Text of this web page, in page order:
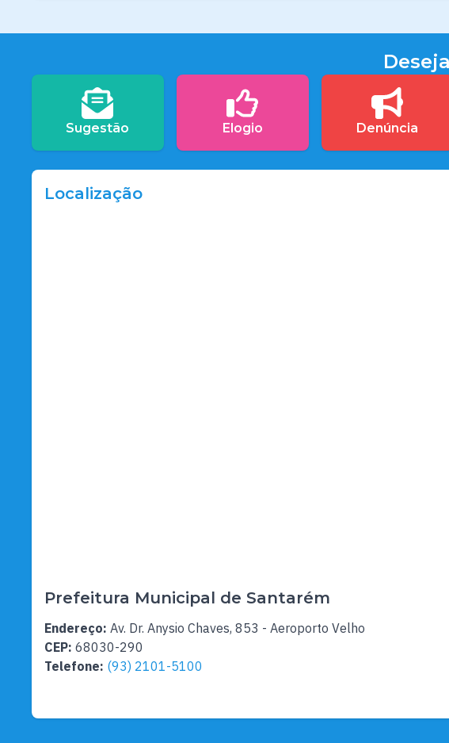
Sugestão Elogio Denúncia
Localização
Prefeitura Municipal de Santarém
Endereço: Av. Dr. Anysio Chaves, 853 - Aeroporto Velho
CEP: 68030-290
Telefone: (93) 2101-5100